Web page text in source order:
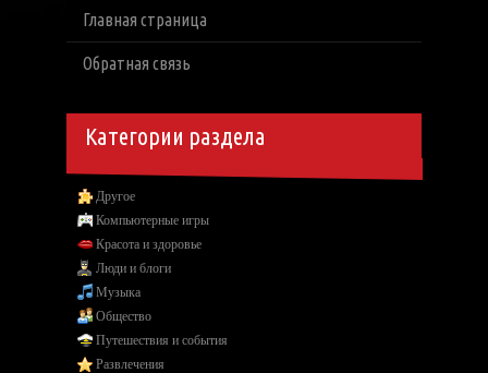
Главная страница
Обратная связь
Категории раздела
Другое
Компьютерные игры
Красота и здоровье
Люди и блоги
Музыка
Общество
Путешествия и события
Развлечения